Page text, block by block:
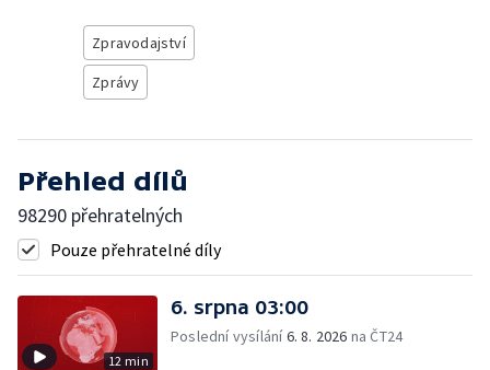
Zpravodajství
Zprávy
Přehled dílů
98290 přehratelných
Pouze přehratelné díly
12 min
6. srpna 03:00
Poslední vysílání6. 8. 2026 na ČT24